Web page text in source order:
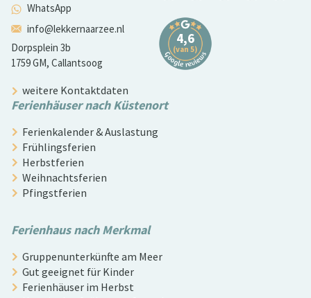
WhatsApp
info@lekkernaarzee.nl
Dorpsplein 3b
1759 GM, Callantsoog
weitere Kontaktdaten
Ferienhäuser nach Küstenort
Ferienkalender & Auslastung
Frühlingsferien
Herbstferien
Weihnachtsferien
Pfingstferien
Ferienhaus nach Merkmal
Gruppenunterkünfte am Meer
Gut geeignet für Kinder
Ferienhäuser im Herbst